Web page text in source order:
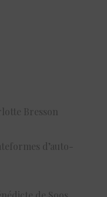
Bresson
d’auto-